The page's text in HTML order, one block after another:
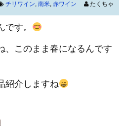
チリワイン, 南米, 赤ワイン
たくちゃ
す。
、このまま春になるんです
紹介しますね